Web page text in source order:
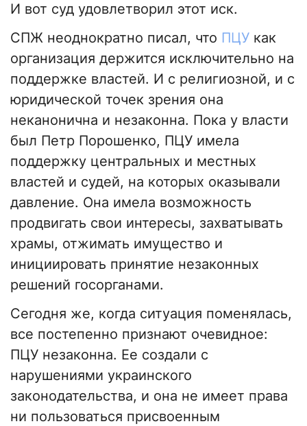
И вот суд удовлетворил этот иск.
СПЖ неоднократно писал, что ПЦУ как
организация держится исключительно на
поддержке властей. И с религиозной, и с
юридической точек зрения она
неканонична и незаконна. Пока у власти
был Петр Порошенко, ПЦУ имела
поддержку центральных и местных
властей и судей, на которых оказывали
давление. Она имела возможность
продвигать свои интересы, захватывать
храмы, отжимать имущество и
инициировать принятие незаконных
решений госорганами.
Сегодня же, когда ситуация поменялась,
все постепенно признают очевидное:
ПЦУ незаконна. Ее создали с
нарушениями украинского
законодательства, и она не имеет права
ни пользоваться присвоенным